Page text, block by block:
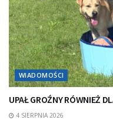
WIADOMOŚCI
UPAŁ GROŹNY RÓWNIEŻ
4 SIERPNIA 2026